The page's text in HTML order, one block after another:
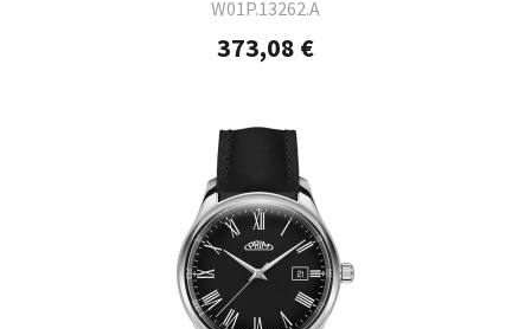
W01P.13262.A
373,08 €